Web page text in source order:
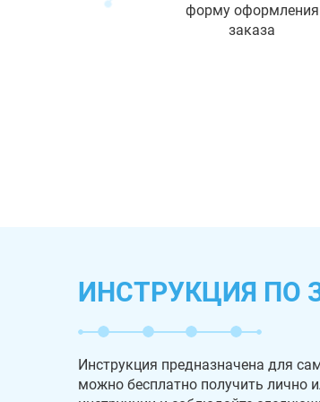
форму оформления
заказа
ИНСТРУКЦИЯ ПО
Инструкция предназначена для
можно бесплатно получить лично